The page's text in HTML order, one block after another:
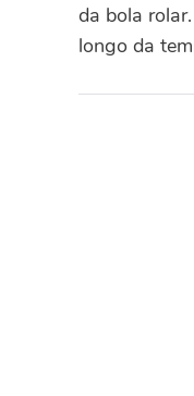
da bola rolar.
longo da